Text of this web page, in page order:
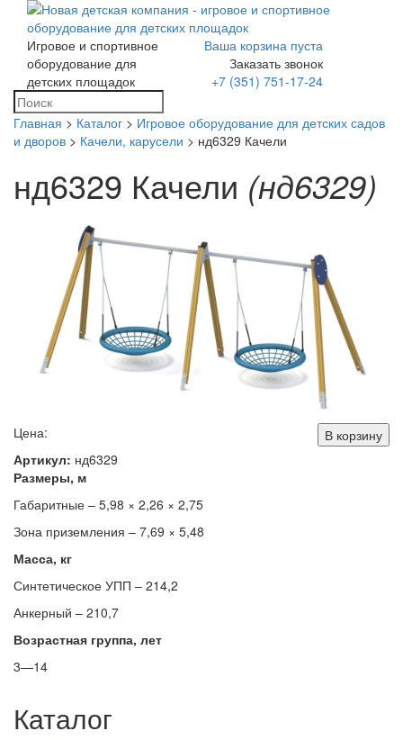
Игровое и спортивное
оборудование для
детских площадок
Ваша корзина пуста
Заказать звонок
+7 (351) 751-17-24
Главная > Каталог > Игровое оборудование для детских садов
и дворов > Качели, карусели > нд6329 Качели
нд6329 Качели (нд6329)
Цена:
В корзину
Артикул: нд6329
Размеры, м
Габаритные – 5,98 × 2,26 × 2,75
Зона приземления – 7,69 × 5,48
Масса, кг
Синтетическое УПП – 214,2
Анкерный – 210,7
Возрастная группа, лет
3—14
Каталог